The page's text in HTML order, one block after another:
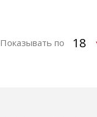
Показывать по